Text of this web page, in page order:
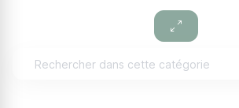
Asparagaceae, ce genre
espèces distinctes, chacune